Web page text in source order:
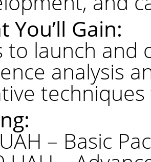
You’ll Gain:
to launch and
analysis
– Basic
Європейський університет оголошує
набір на експрес-курси підготовки до
НМТ-2025
01.04.2025